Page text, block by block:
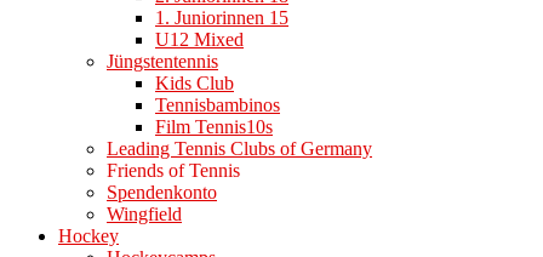
1. Juniorinnen 15
U12 Mixed
Jüngstentennis
Kids Club
Tennisbambinos
Film Tennis10s
Leading Tennis Clubs of Germany
Friends of Tennis
Spendenkonto
Wingfield
Hockey